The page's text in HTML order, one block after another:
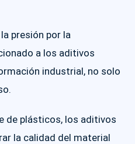
presión por la
a los aditivos
industrial, no solo
de plásticos, los aditivos
la calidad del material